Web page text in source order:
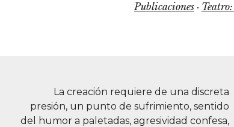
Publicaciones ·
La creación requiere de una discreta
presión, un punto de sufrimiento, sentido
del humor a paletadas, agresividad confesa,